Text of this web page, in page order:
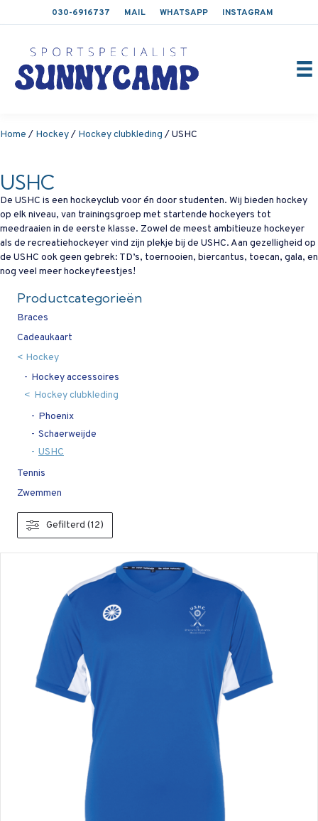
030-6916737 MAIL WHATSAPP INSTAGRAM
Home / Hockey/ Hockey clubkleding / USHC
USHC
De USHC is een hockeyclub voor én door studenten. Wij bieden hockey
op elk niveau, van trainingsgroep met startende hockeyers tot
meedraaien in de eerste klasse. Zowel de meest ambitieuze hockeyer
als de recreatiehockeyer vind zijn plekje bij de USHC. Aan gezelligheid op
de USHC ook geen gebrek: TD’s, toernooien, biercantus, toecan, gala, en
nog veel meer hockeyfeestjes!
Productcategorieën
Braces
Cadeaukaart
Hockey
Hockey accessoires
Hockey clubkleding
Phoenix
Schaerweijde
USHC
Tennis
Zwemmen
Gefilterd (12)